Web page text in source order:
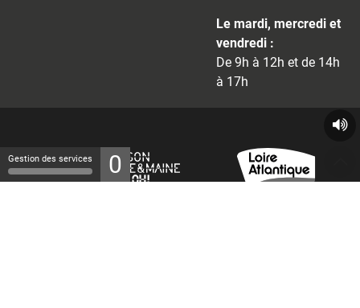
Le mardi, mercredi et
vendredi :
De 9h à 12h et de 14h
à 17h
Gestion des services 0